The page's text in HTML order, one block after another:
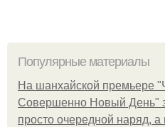
Популярные материалы
На шанхайской премьере
Совершенно Новый День"
просто очередной наряд,